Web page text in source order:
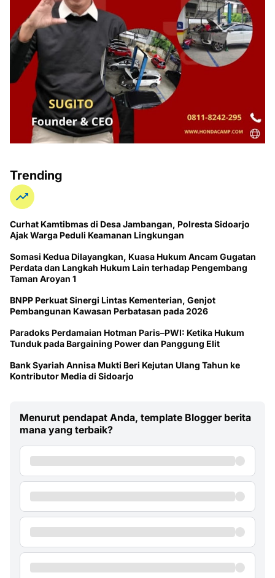
Trending
Curhat Kamtibmas di Desa Jambangan, Polresta Sidoarjo
Ajak Warga Peduli Keamanan Lingkungan
Somasi Kedua Dilayangkan, Kuasa Hukum Ancam Gugatan
Perdata dan Langkah Hukum Lain terhadap Pengembang
Taman Aroyan 1
BNPP Perkuat Sinergi Lintas Kementerian, Genjot
Pembangunan Kawasan Perbatasan pada 2026
Paradoks Perdamaian Hotman Paris–PWI: Ketika Hukum
Tunduk pada Bargaining Power dan Panggung Elit
Bank Syariah Annisa Mukti Beri Kejutan Ulang Tahun ke
Kontributor Media di Sidoarjo
Menurut pendapat Anda, template Blogger berita
mana yang terbaik?